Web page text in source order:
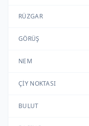
RÜZGAR
GÖRÜŞ
NEM
ÇIY NOKTASI
BULUT